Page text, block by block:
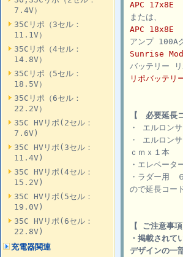
7.4V）
35Cリポ（3セル：
11.1V）
35Cリポ（4セル：
14.8V）
35Cリポ（5セル：
18.5V）
35Cリポ（6セル：
22.2V）
35C HVリポ(2セル：
7.6V)
35C HVリポ(3セル：
11.4V)
35C HVリポ(4セル：
15.2V)
35C HVリポ(5セル：
19.0V)
35C HVリポ(6セル：
22.8V)
充電器関連
APC 17x8E
または、
APC 18x8E
アンプ 100A
Sunrise
バッテリー
リポバッテ
【 必要延長
・ エルロン
・ エルロン
ｃｍｘ１本
・エレベータ
・ラダー用
ので延長コー
【 ご注意事
・掲載されて
デザインの一